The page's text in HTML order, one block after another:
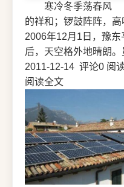
寒冷冬季荡春风
的祥和；锣鼓阵阵，
2006年12月1日，豫
后，天空格外地晴朗。
2011-12-14 评论0 阅
阅读全文